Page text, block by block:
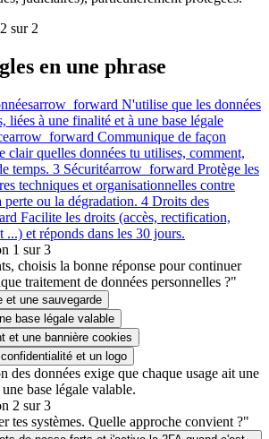
sur 2
en une phrase
arrow_forward N'utilise que les données
liées à une finalité et à une base légale
arrow_forward Communique de façon
clair quelles données tu utilises, comment,
temps. 3 Sécuritéarrow_forward Protège les
techniques et organisationnelles contre
ou la dégradation. 4 Droits des
Facilite les droits (accès, rectification,
et réponds dans les 30 jours.
1 sur 3
choisis la bonne réponse pour continuer
traitement de données personnelles ?"
et une sauvegarde
base légale valable
et une bannière cookies
et un logo
des données exige que chaque usage ait une
base légale valable.
2 sur 3
tes systèmes. Quelle approche convient ?"